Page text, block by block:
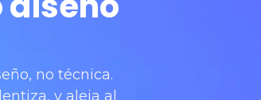
no técnica.
y aleja al